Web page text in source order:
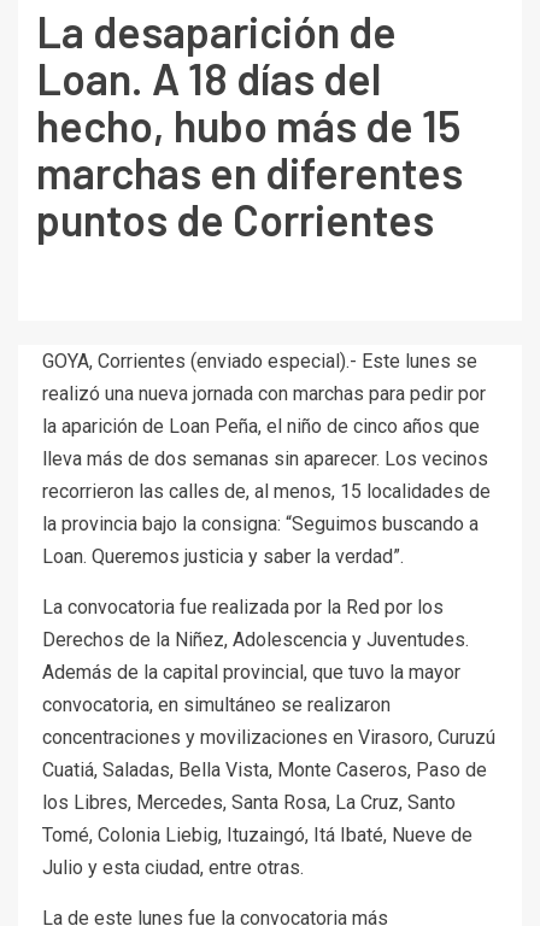
La desaparición de
Loan. A 18 días del
hecho, hubo más de 15
marchas en diferentes
puntos de Corrientes
GOYA, Corrientes (enviado especial).- Este lunes se
realizó una nueva jornada con marchas para pedir por
la aparición de Loan Peña, el niño de cinco años que
lleva más de dos semanas sin aparecer. Los vecinos
recorrieron las calles de, al menos, 15 localidades de
la provincia bajo la consigna: “Seguimos buscando a
Loan. Queremos justicia y saber la verdad”.
La convocatoria fue realizada por la Red por los
Derechos de la Niñez, Adolescencia y Juventudes.
Además de la capital provincial, que tuvo la mayor
convocatoria, en simultáneo se realizaron
concentraciones y movilizaciones en Virasoro, Curuzú
Cuatiá, Saladas, Bella Vista, Monte Caseros, Paso de
los Libres, Mercedes, Santa Rosa, La Cruz, Santo
Tomé, Colonia Liebig, Ituzaingó, Itá Ibaté, Nueve de
Julio y esta ciudad, entre otras.
La de este lunes fue la convocatoria más